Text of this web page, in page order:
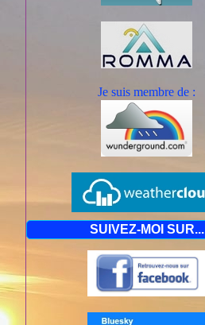
Je suis membre de :
SUIVEZ-MOI SUR...